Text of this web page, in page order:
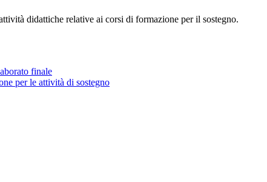
didattiche relative ai corsi di formazione per il sostegno.
finale
per le attività di sostegno